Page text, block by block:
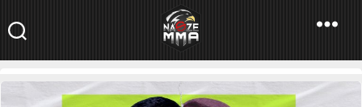
NaszeMMA
NaszeMMA.pl»Aktualności»Świat»UFC»Pełna karta walk UFC
Fight Island 7: Holloway vs. Kattar. Gdzie i jak obejrzeć